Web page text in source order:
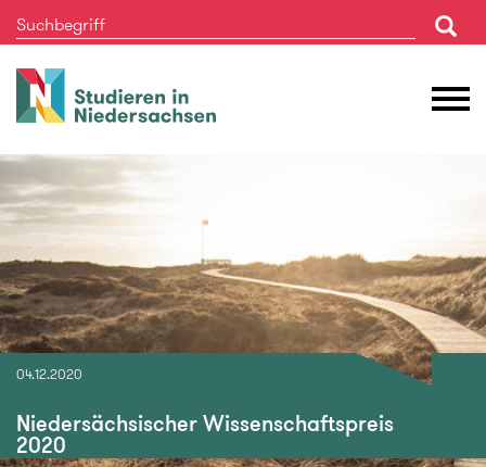
Studieren
in
04.12.2020
Niedersächsischer Wissenschaftspreis
2020